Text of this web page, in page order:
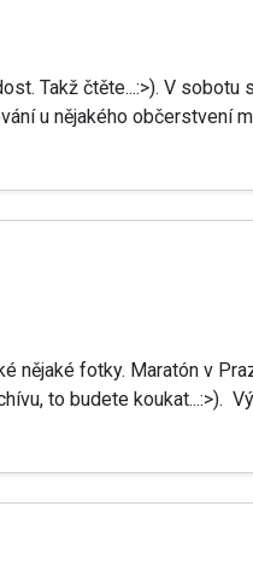
Takž čtěte...:>). V sobotu
u nějakého občerstvení
nějaké fotky. Maratón v
to budete koukat...:>).